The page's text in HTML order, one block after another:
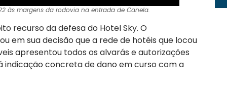
às margens da rodovia na entrada de Canela.
recurso da defesa do Hotel Sky. O
em sua decisão que a rede de hotéis que locou
apresentou todos os alvarás e autorizações
concreta de dano em curso com a